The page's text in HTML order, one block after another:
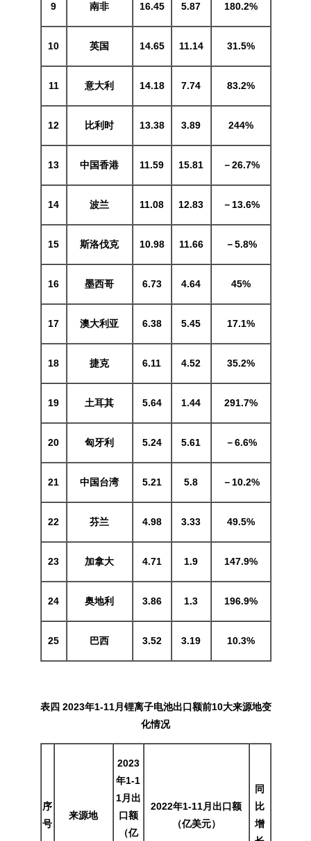
9 南非 16.45 5.87 180.2%
10 英国 14.65 11.14 31.5%
11 意大利 14.18 7.74 83.2%
12 比利时 13.38 3.89 244%
13 中国香港 11.59 15.81 －26.7%
14 波兰 11.08 12.83 －13.6%
15 斯洛伐克 10.98 11.66 －5.8%
16 墨西哥 6.73 4.64 45%
17 澳大利亚 6.38 5.45 17.1%
18 捷克 6.11 4.52 35.2%
19 土耳其 5.64 1.44 291.7%
20 匈牙利 5.24 5.61 －6.6%
21 中国台湾 5.21 5.8 －10.2%
22 芬兰 4.98 3.33 49.5%
23 加拿大 4.71 1.9 147.9%
24 奥地利 3.86 1.3 196.9%
25 巴西 3.52 3.19 10.3%
表四 2023年1-11月锂离子电池出口额前10大来源地变
化情况
序
号
来源地
2023
年1-1
1月出
口额
（亿
2022年1-11月出口额
（亿美元）
同
比
增